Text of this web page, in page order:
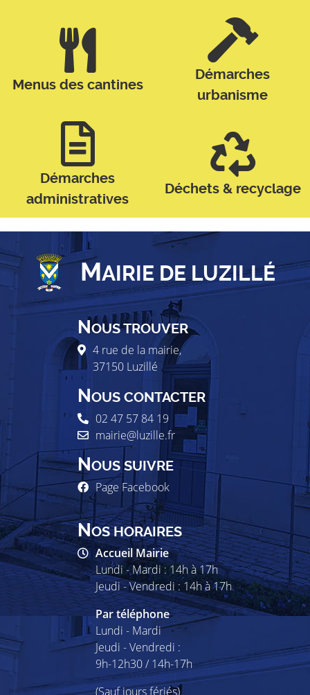
Menus des cantines
Démarches
urbanisme
Démarches
administratives
Déchets & recyclage
MAIRIE DE LUZILLÉ
NOUS TROUVER
4 rue de la mairie,
37150 Luzillé
NOUS CONTACTER
02 47 57 84 19
mairie@luzille.fr
NOUS SUIVRE
Page Facebook
NOS HORAIRES
Accueil Mairie
Lundi - Mardi : 14h à 17h
Jeudi - Vendredi : 14h à 17h
Par téléphone
Lundi - Mardi
Jeudi - Vendredi :
9h-12h30 / 14h-17h
(Sauf jours fériés)